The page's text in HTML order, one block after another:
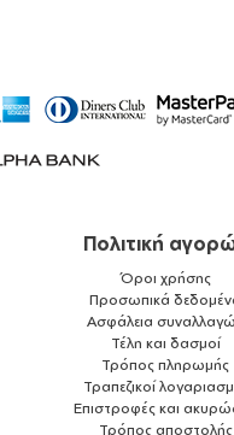
Πολιτική
Όροι χρήσης
Προσωπικά
Ασφάλεια
Τέλη και δασμοί
Τρόπος πληρωμής
Τραπεζικοί
Επιστροφές και
Τρόπος αποστολής